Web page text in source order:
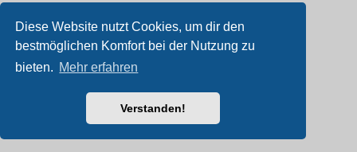
Diese Website nutzt Cookies, um dir den
bestmöglichen Komfort bei der Nutzung zu
bieten. Mehr erfahren
Verstanden!